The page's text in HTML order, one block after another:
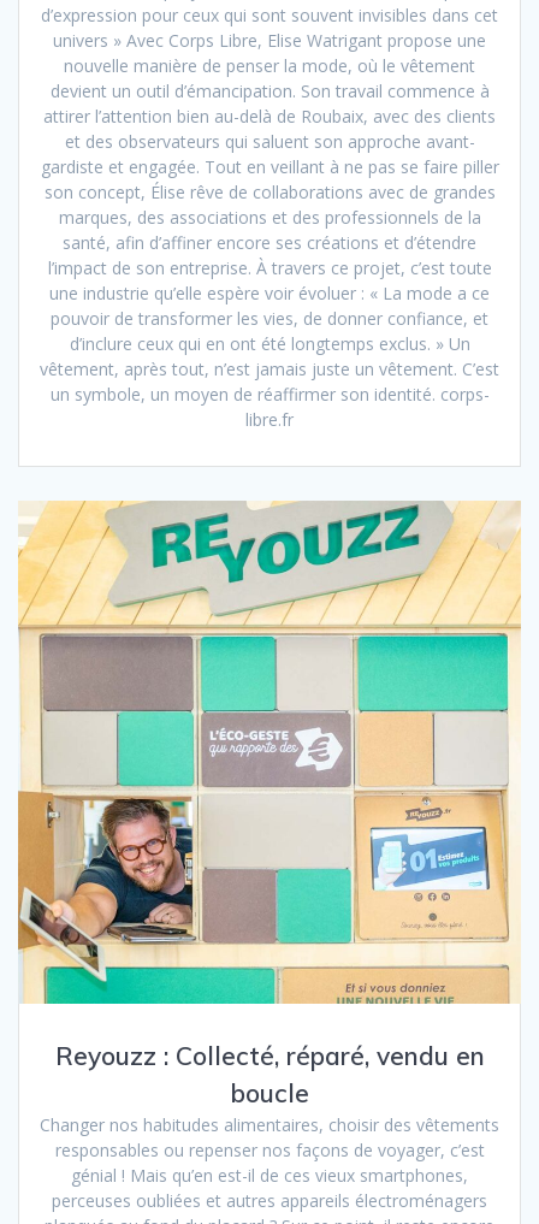
d’expression pour ceux qui sont souvent invisibles dans cet
univers » Avec Corps Libre, Elise Watrigant propose une
nouvelle manière de penser la mode, où le vêtement
devient un outil d’émancipation. Son travail commence à
attirer l’attention bien au-delà de Roubaix, avec des clients
et des observateurs qui saluent son approche avant-
gardiste et engagée. Tout en veillant à ne pas se faire piller
son concept, Élise rêve de collaborations avec de grandes
marques, des associations et des professionnels de la
santé, afin d’affiner encore ses créations et d’étendre
l’impact de son entreprise. À travers ce projet, c’est toute
une industrie qu’elle espère voir évoluer : « La mode a ce
pouvoir de transformer les vies, de donner confiance, et
d’inclure ceux qui en ont été longtemps exclus. » Un
vêtement, après tout, n’est jamais juste un vêtement. C’est
un symbole, un moyen de réaffirmer son identité. corps-
libre.fr
Reyouzz : Collecté, réparé, vendu en
boucle
Changer nos habitudes alimentaires, choisir des vêtements
responsables ou repenser nos façons de voyager, c’est
génial ! Mais qu’en est-il de ces vieux smartphones,
perceuses oubliées et autres appareils électroménagers